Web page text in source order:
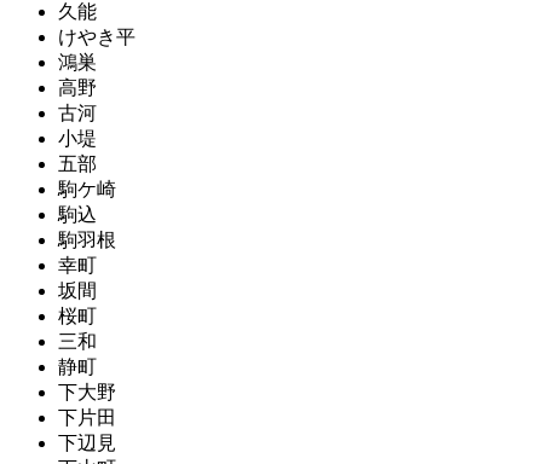
久能
けやき平
鴻巣
高野
古河
小堤
五部
駒ケ崎
駒込
駒羽根
幸町
坂間
桜町
三和
静町
下大野
下片田
下辺見